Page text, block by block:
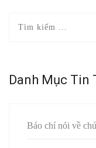
Danh Mục Tin
Báo chí nói về